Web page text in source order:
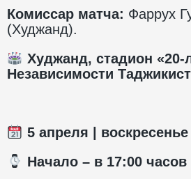
Комиссар матча: Фаррух
(Худжанд).
Худжанд, стадион «20-
Независимости
5 апреля | воскресенье
️ Начало – в 17:00 часов